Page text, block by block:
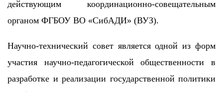
действующим координационно-совещательным
органом ФГБОУ ВО «СибАДИ» (ВУЗ).
Научно-технический совет является одной из форм
участия научно-педагогической общественности в
разработке и реализации государственной политики